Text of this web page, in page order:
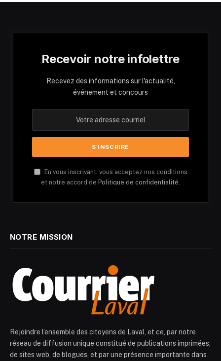
Recevoir notre infolettre
Recevez des informations sur l'actualité,
événement et concours
En vous inscrivant, vous acceptez nos conditions
et notre accord de Politique de confidentialité.
NOTRE MISSION
Rejoindre l’ensemble des citoyens de Laval, et ce, par notre
réseau de diffusion unique constitué de publications imprimées,
de sites web, de blogues, et par une présence importante dans